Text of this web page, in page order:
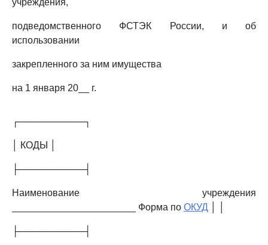
учреждения,
подведомственного ФСТЭК России, и об
использовании
закрепленного за ним имущества
на 1 января 20__ г.
┌──────────┐
│ КОДЫ │
├──────────┤
Наименование учреждения
_______________________ Форма по ОКУД
├──────────┤